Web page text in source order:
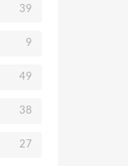
39
9
49
38
27